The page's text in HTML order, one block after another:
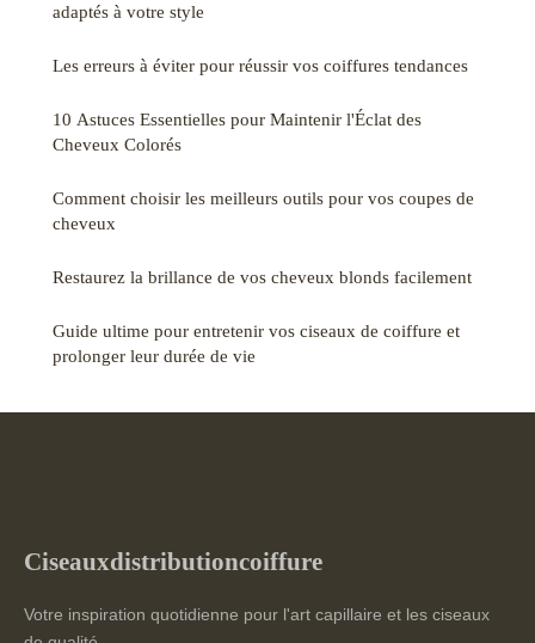
adaptés à votre style
Les erreurs à éviter pour réussir vos coiffures tendances
10 Astuces Essentielles pour Maintenir l'Éclat des
Cheveux Colorés
Comment choisir les meilleurs outils pour vos coupes de
cheveux
Restaurez la brillance de vos cheveux blonds facilement
Guide ultime pour entretenir vos ciseaux de coiffure et
prolonger leur durée de vie
Ciseauxdistributioncoiffure
Votre inspiration quotidienne pour l'art capillaire et les ciseaux